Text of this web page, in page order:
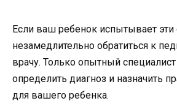
Если ваш ребенок испытывает
незамедлительно обратиться к
врачу. Только опытный
определить диагноз и назначить
для вашего ребенка.